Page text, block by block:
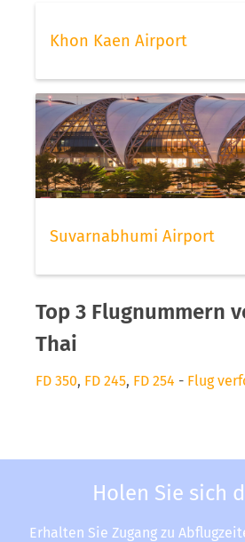
Khon Kaen Airport
Suvarnabhumi Airport
Top 3 Flugnummern
Thai
FD 350, FD 245, FD 254 - Flug
Holen Sie sich
Erhalten Sie Zugang zu